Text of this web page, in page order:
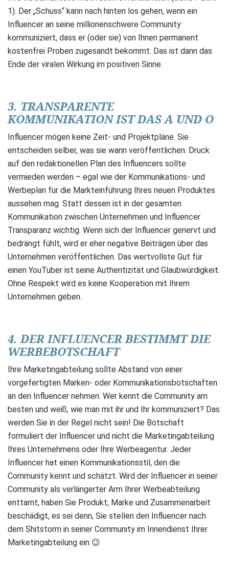
1). Der „Schuss“ kann nach hinten los gehen, wenn ein
Influencer an seine millionenschwere Community
kommuniziert, dass er (oder sie) von Ihnen permanent
kostenfrei Proben zugesandt bekommt. Das ist dann das
Ende der viralen Wirkung im positiven Sinne.
3. TRANSPARENTE
KOMMUNIKATION IST DAS A UND O
Influencer mögen keine Zeit- und Projektpläne. Sie
entscheiden selber, was sie wann veröffentlichen. Druck
auf den redaktionellen Plan des Influencers sollte
vermieden werden – egal wie der Kommunikations- und
Werbeplan für die Markteinführung Ihres neuen Produktes
aussehen mag. Statt dessen ist in der gesamten
Kommunikation zwischen Unternehmen und Influencer
Transparanz wichtig. Wenn sich der Influencer genervt und
bedrängt fühlt, wird er eher negative Beiträgen über das
Unternehmen veröffentlichen. Das wertvollste Gut für
einen YouTuber ist seine Authentizität und Glaubwürdigkeit.
Ohne Respekt wird es keine Kooperation mit Ihrem
Unternehmen geben.
4. DER INFLUENCER BESTIMMT DIE
WERBEBOTSCHAFT
Ihre Marketingabteilung sollte Abstand von einer
vorgefertigten Marken- oder Kommunikationsbotschaften
an den Influencer nehmen. Wer kennt die Community am
besten und weiß, wie man mit ihr und Ihr kommuniziert? Das
werden Sie in der Regel nicht sein! Die Botschaft
formuliert der Influencer und nicht die Marketingabteilung
Ihres Unternehmens oder Ihre Werbeagentur. Jeder
Influencer hat einen Kommunikationsstil, den die
Community kennt und schätzt. Wird der Influencer in seiner
Community als verlängerter Arm Ihrer Werbeabteilung
enttarnt, haben Sie Produkt, Marke und Zusammenarbeit
beschädigt, es sei denn, Sie stellen den Influencer nach
dem Shitstorm in seiner Community im Innendienst Ihrer
Marketingabteilung ein 😉